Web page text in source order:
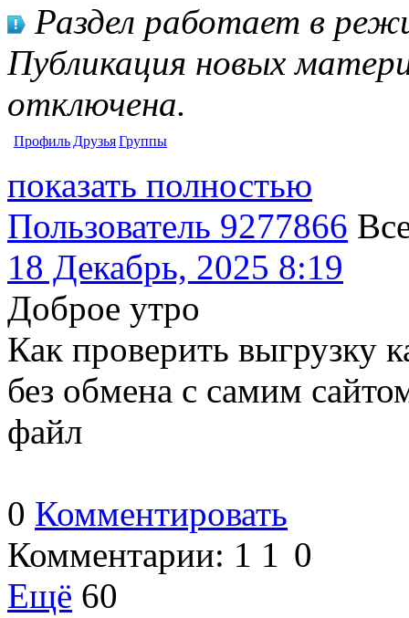
Раздел работает в
Публикация новых
отключена.
Профиль ДрузьяГруппы
показать полностью
Пользователь 9277866
18 Декабрь, 2025 8:19
Доброе утро
Как проверить выгрузку
без обмена с самим
файл
0 Комментировать
Комментарии: 1 1 0
Ещё 60